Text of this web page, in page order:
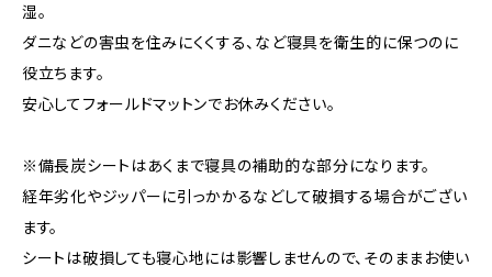
湿。
ダニなどの害虫を住みにくくする、など寝具を衛生的に保つのに
役立ちます。
安心してフォールドマットンでお休みください。
※備長炭シートはあくまで寝具の補助的な部分になります。
経年劣化やジッパーに引っかかるなどして破損する場合がござい
ます。
シートは破損しても寝心地には影響しませんので、そのままお使い